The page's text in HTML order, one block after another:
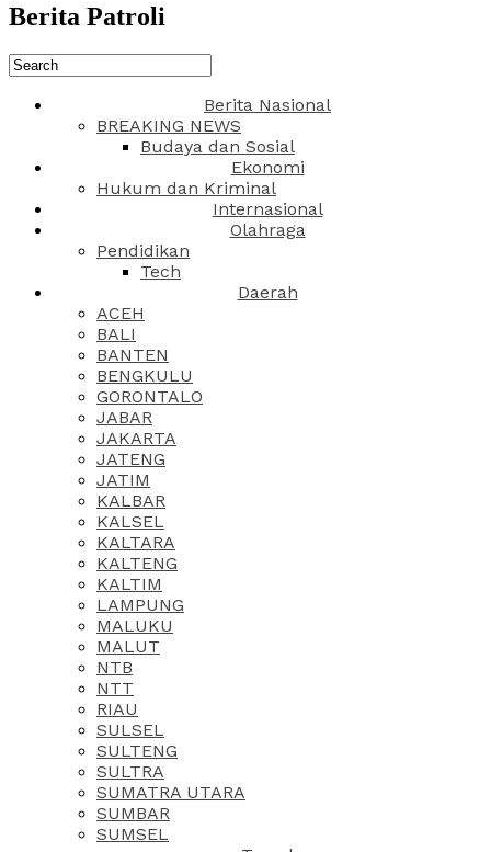
Berita Patroli
Berita Nasional
BREAKING NEWS
Budaya dan Sosial
Ekonomi
Hukum dan Kriminal
Internasional
Olahraga
Pendidikan
Tech
Daerah
ACEH
BALI
BANTEN
BENGKULU
GORONTALO
JABAR
JAKARTA
JATENG
JATIM
KALBAR
KALSEL
KALTARA
KALTENG
KALTIM
LAMPUNG
MALUKU
MALUT
NTB
NTT
RIAU
SULSEL
SULTENG
SULTRA
SUMATRA UTARA
SUMBAR
SUMSEL